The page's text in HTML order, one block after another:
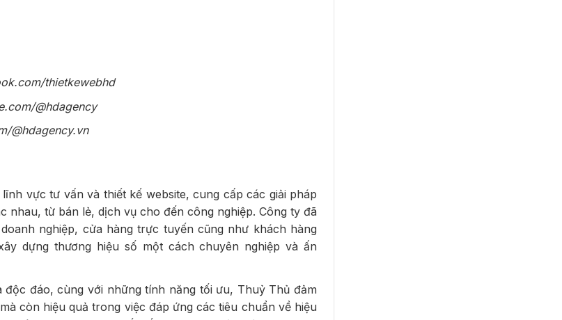
thietkewebhd
@hdagency
@hdagency.vn
vực tư vấn và thiết kế website, cung cấp các giải pháp
nhau, từ bán lẻ, dịch vụ cho đến công nghiệp. Công ty đã
nghiệp, cửa hàng trực tuyến cũng như khách hàng
dựng thương hiệu số một cách chuyên nghiệp và ấn
độc đáo, cùng với những tính năng tối ưu, Thuỷ Thủ đảm
còn hiệu quả trong việc đáp ứng các tiêu chuẩn về hiệu